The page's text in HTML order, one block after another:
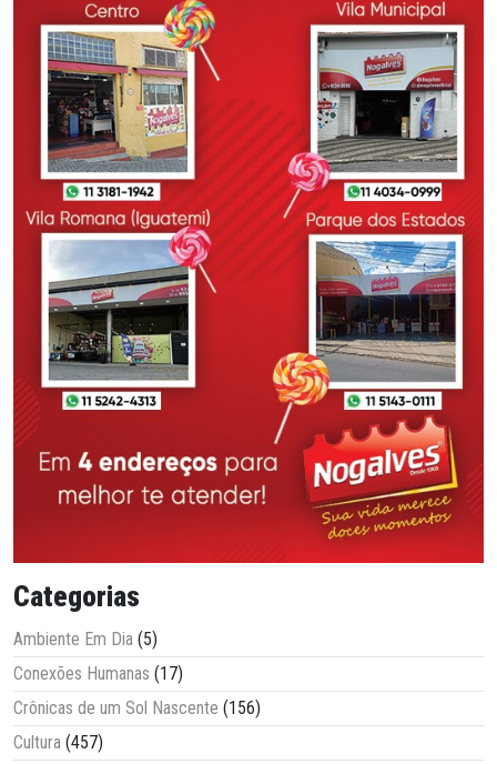
Categorias
Ambiente Em Dia (5)
Conexões Humanas (17)
Crônicas de um Sol Nascente (156)
Cultura (457)